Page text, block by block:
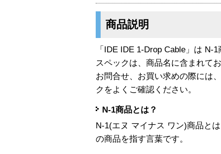
商品説明
「IDE IDE 1-Drop Cable」は N-
スペックは、商品名に含まれて
お問合せ、お買い求めの際には
クをよくご確認ください。
N-1商品とは？
N-1(エヌ マイナス ワン)商品と
の商品を指す言葉です。